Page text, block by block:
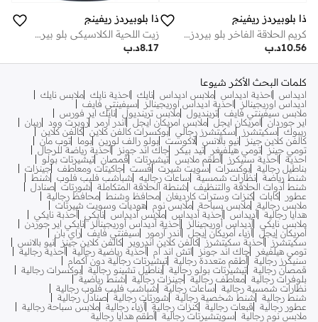
ذا بلوبيردز ريفينج
كريم الحلاقة الفاخر بلو بيردز ريفينج
د.ب10.56
ذا بلوبيردز ريفينج
زيت اللحية الكلاسيكي بلو بيردز ريفينج
د.ب8.17
كلمات البحث الأكثر شيوعا
اديداس احذية اديداس ملابس اديداس نايك احذية نايك ملابس نايك
اديداس اوريجينالز
احذية اديداس اوريجينالز
سيفينتي فايف
ملابس سيفينتي فايف ترينديول ملابس ترينديول نايك اير فورس
اير جوردان
امريكان ايجل ملابس امريكان ايجل اندر ارمر روبرت وود
ريبان
ريبوك
سكيتشرز سكيتشرز رجالي بوكسرات كالفن كلاين كالفن كلاين
كالفن كلاين جينز نيو بالانس لاكوست بولو رالف لورين بوما
توب مان
تومي جينز تومي هيلفيغر تيد بيكر جاك اند جونز
أحذية رياضة للرجال
احذية
احذية سنيكرز أطقم ملابس تيشيرتات قمصان تيشيرتات بولو
بناطيل رجالية بوكسرات سويت شيرت فست جاكيتات ومعاطف جينزات
شنط رياضة نظارات شمسية ساعات رجاليه شباشب فليب فلوب
شنط
شنط أدوات الحلاقة والتنظيف
شنطة الحلاقة المتكاملة شورتات صنادل
عطور
كابات كنزات وسترات كارديغان محافظ وشنط
محافظ رجالية
ملابس رجالية ملابس سباحة ملابس نوم
هوديات وسويت شيرتات
هدايا رجالية أديداس أحذية أديداس ملابس أديداس نايكي أحذبة نايكي
ملابس نايكي أديداس أوريجينالز أحذية أديداس أوريجينالز
نايكي اير جوردن
أمريكان إيجل أزياء أمريكان إيجل أندر آرمور سيفنتي فايف راي بان
سكيتشرز
أحذية سكيتشرز كالفن كلاين اندروير كالفن كلاين جينز
نيو بالانس
تومي هيلفيغر
جاك اند جونز اتش اند ام أحذية رياضية رجالية أحذية رجالية
سنيكرز رجالية أطقم متعددة رجالية تيشيرتات رجالية دون أكمام
قمصان رجالية تيشيرتات بولو رجالية بناطيل تشينو رجالية بوكسرات رجالية
بلوفرات رجالية معاطف رجالية جينزات رجالية
شنط رياضية
نظارات شمسية رجالية
ساعات رجالية
شباشب فليب فلوب رجالية
شنط رجالية
شنط شخصية رجالية شورتات رجالية صنادل رجالية
عطور رجالية
قبعات رجالية كنزات رجالية أزياء رجالية ملابس سباحة رجالية
ملابس نوم رجالية
سويتشيرتات رجالية أطقم هدايا رجالية